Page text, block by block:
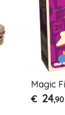
Magic
€ 24,90